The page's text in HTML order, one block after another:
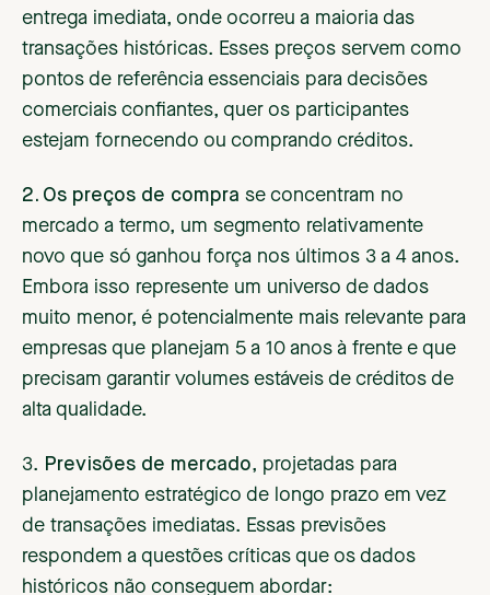
entrega imediata, onde ocorreu a maioria das
transações históricas. Esses preços servem como
pontos de referência essenciais para decisões
comerciais confiantes, quer os participantes
estejam fornecendo ou comprando créditos.
2. Os preços de compra se concentram no
mercado a termo, um segmento relativamente
novo que só ganhou força nos últimos 3 a 4 anos.
Embora isso represente um universo de dados
muito menor, é potencialmente mais relevante para
empresas que planejam 5 a 10 anos à frente e que
precisam garantir volumes estáveis de créditos de
alta qualidade.
3. Previsões de mercado, projetadas para
planejamento estratégico de longo prazo em vez
de transações imediatas. Essas previsões
respondem a questões críticas que os dados
históricos não conseguem abordar: